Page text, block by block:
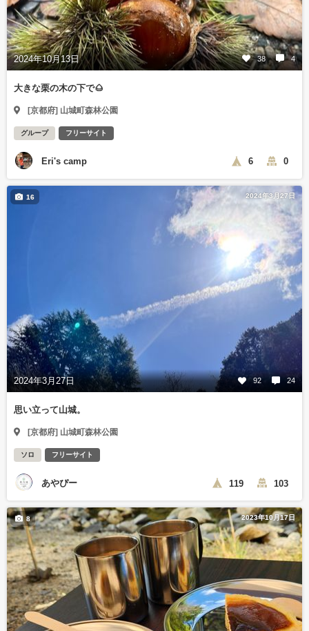
2024年10月13日 38 4
大きな栗の木の下で🌰
[京都府] 山城町森林公園
グループ フリーサイト
Eri's camp 6 0
2024年3月27日
2024年3月27日 92 24
16
思い立って山城。
[京都府] 山城町森林公園
ソロ フリーサイト
あやぴー 119 103
2023年10月17日
8